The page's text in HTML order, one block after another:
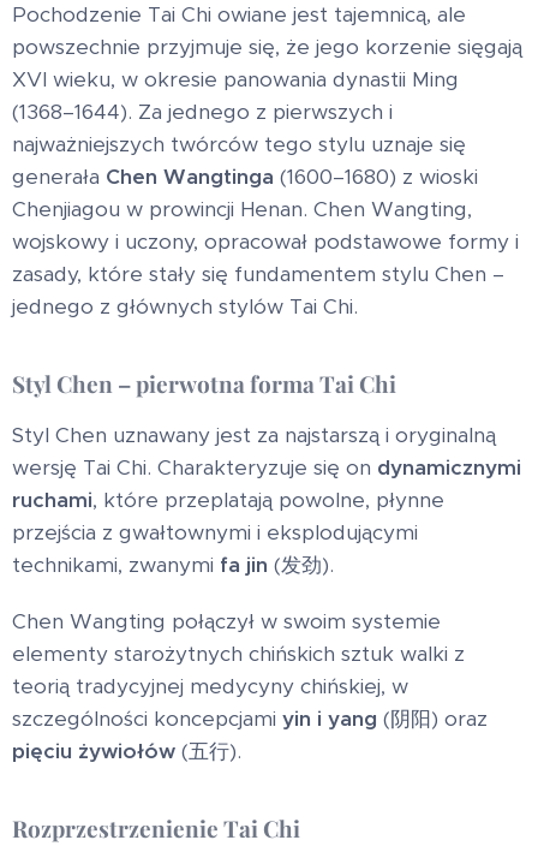
Pochodzenie Tai Chi owiane jest tajemnicą, ale
powszechnie przyjmuje się, że jego korzenie sięgają
XVI wieku, w okresie panowania dynastii Ming
(1368–1644). Za jednego z pierwszych i
najważniejszych twórców tego stylu uznaje się
generała Chen Wangtinga (1600–1680) z wioski
Chenjiagou w prowincji Henan. Chen Wangting,
wojskowy i uczony, opracował podstawowe formy i
zasady, które stały się fundamentem stylu Chen –
jednego z głównych stylów Tai Chi.
Styl Chen – pierwotna forma Tai Chi
Styl Chen uznawany jest za najstarszą i oryginalną
wersję Tai Chi. Charakteryzuje się on dynamicznymi
ruchami, które przeplatają powolne, płynne
przejścia z gwałtownymi i eksplodującymi
technikami, zwanymi fa jin (发劲).
Chen Wangting połączył w swoim systemie
elementy starożytnych chińskich sztuk walki z
teorią tradycyjnej medycyny chińskiej, w
szczególności koncepcjami yin i yang (阴阳) oraz
pięciu żywiołów (五行).
Rozprzestrzenienie Tai Chi